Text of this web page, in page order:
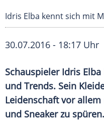
Idris Elba kennt sich mit
30.07.2016 - 18:17 Uhr
Schauspieler Idris Elba
und Trends. Sein
Leidenschaft vor
und Sneakerzu spüren.